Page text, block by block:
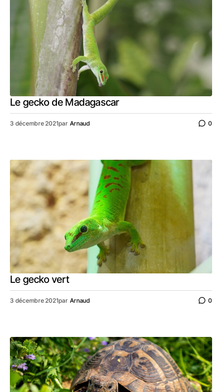
Le gecko de Madagascar
3 décembre 2021par Arnaud 0
Le gecko vert
3 décembre 2021par Arnaud 0